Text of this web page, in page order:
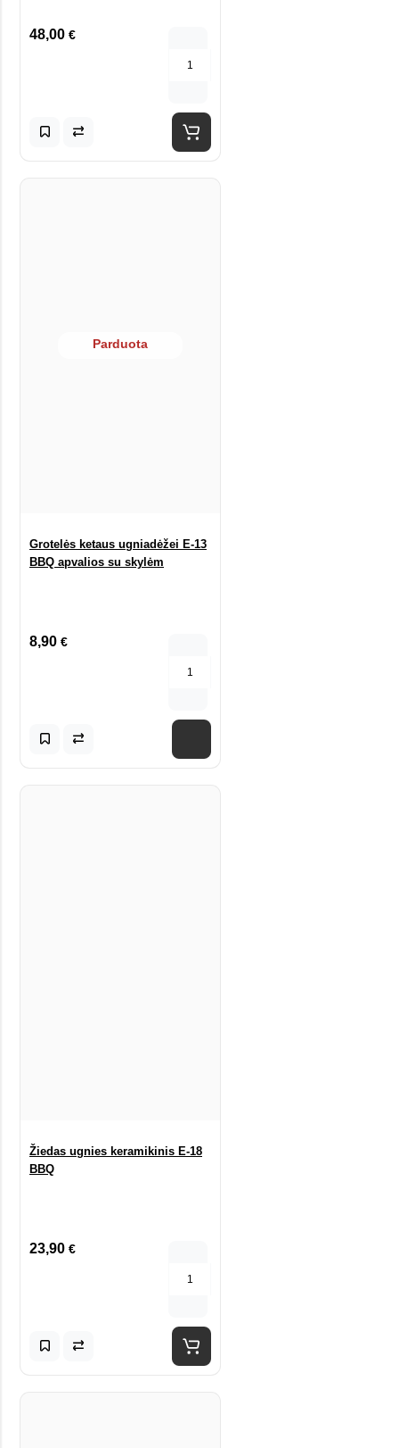
48,00 €
Parduota
Grotelės ketaus ugniadėžei E-13
BBQ apvalios su skylėm
8,90 €
Žiedas ugnies keramikinis E-18
BBQ
23,90 €